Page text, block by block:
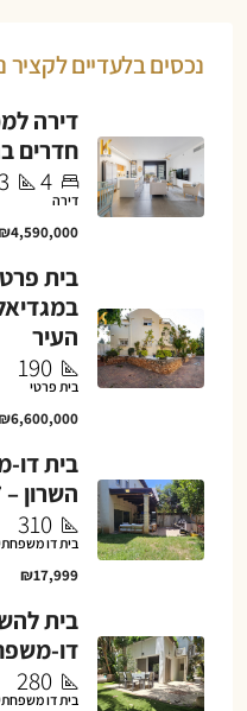
נכסים בלעדיים לקציר
חדרים
4
דירה
בית
העיר
190
בית פרטי
בית
השרון – 7 חדרים
310
בית דו
₪17,999
בית
דו-
280
בית דו